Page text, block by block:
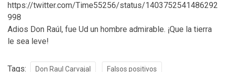
https://twitter.com/Time55256/status/1403752541486292
998
Adios Don Raúl, fue Ud un hombre admirable. ¡Que la tierra
le sea leve!
Tags: Don Raul Carvajal Falsos positivos